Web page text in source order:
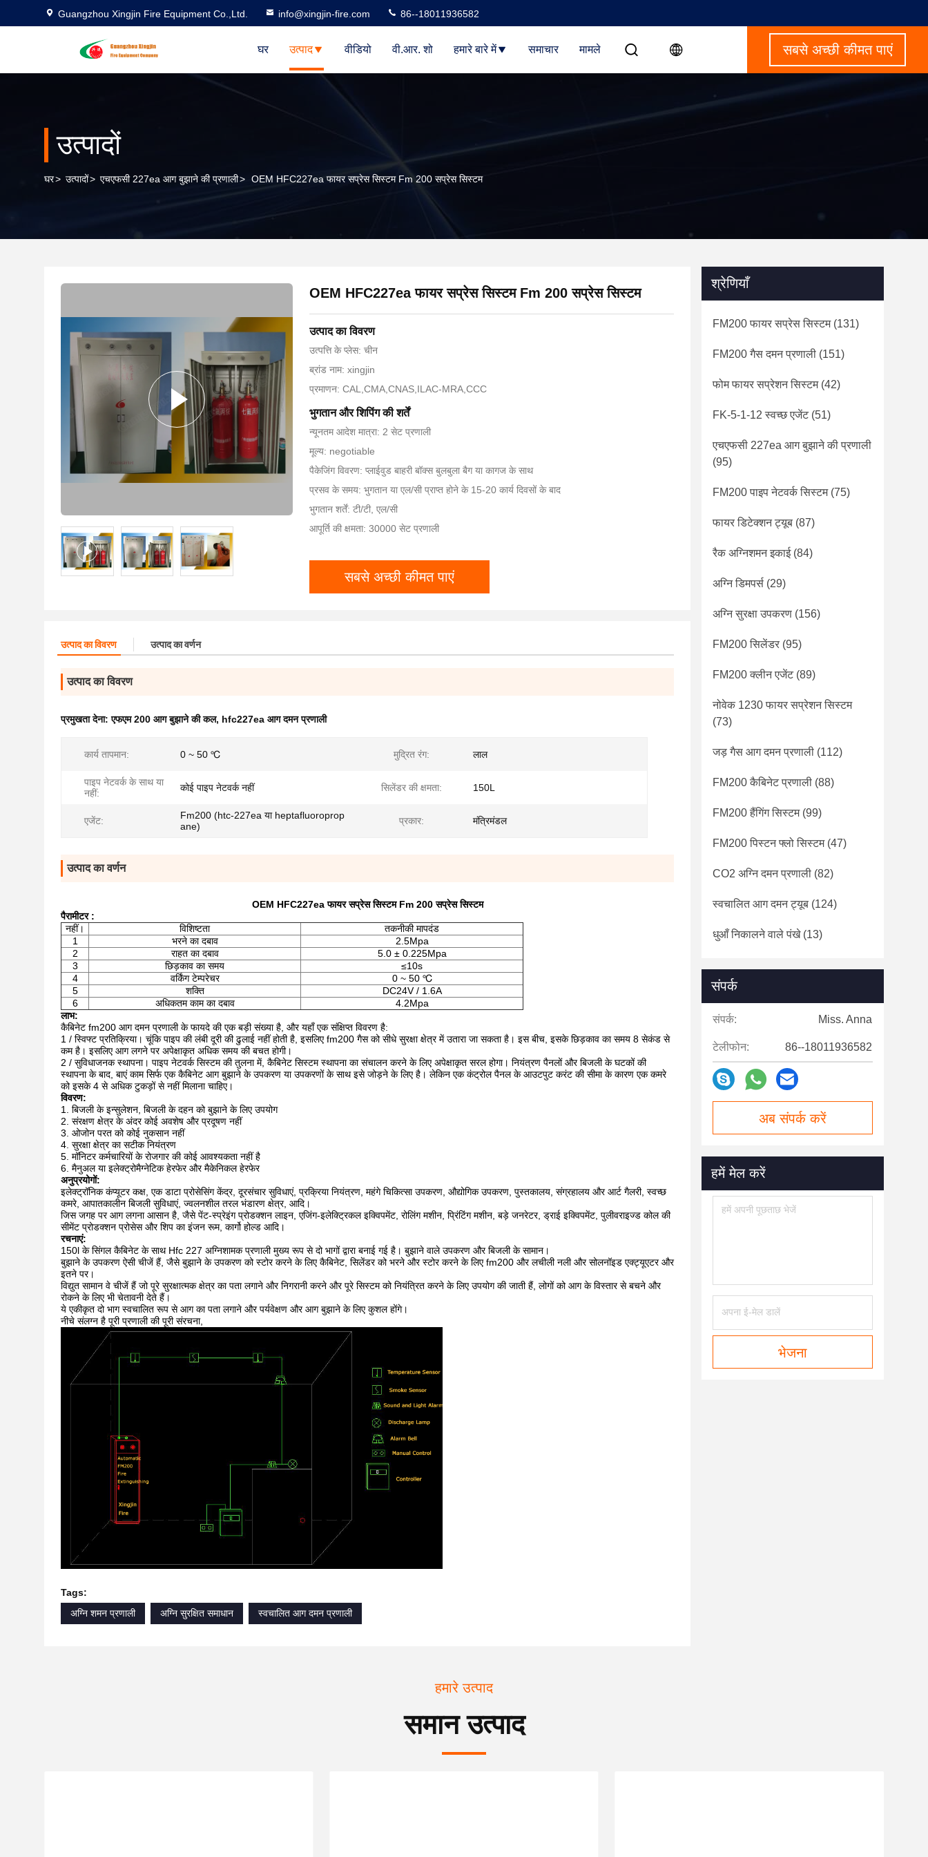
Guangzhou Xingjin Fire Equipment Co.,Ltd. info@xingjin-fire.com 86--18011936582
घर उत्पाद वीडियो वी.आर. शो हमारे बारे में समाचार मामले सबसे अच्छी कीमत पाएं
उत्पादों
घर> उत्पादों> एचएफसी 227ea आग बुझाने की प्रणाली> OEM HFC227ea फायर सप्रेस सिस्टम Fm 200 सप्रेस सिस्टम
OEM HFC227ea फायर सप्रेस सिस्टम Fm 200 सप्रेस सिस्टम
उत्पाद का विवरण
उत्पत्ति के प्लेस: चीन
ब्रांड नाम: xingjin
प्रमाणन: CAL,CMA,CNAS,ILAC-MRA,CCC
भुगतान और शिपिंग की शर्तें
न्यूनतम आदेश मात्रा: 2 सेट प्रणाली
मूल्य: negotiable
पैकेजिंग विवरण: प्लाईवुड बाहरी बॉक्स बुलबुला बैग या कागज के साथ
प्रसव के समय: भुगतान या एल/सी प्राप्त होने के 15-20 कार्य दिवसों के बाद
भुगतान शर्तें: टी/टी, एल/सी
आपूर्ति की क्षमता: 30000 सेट प्रणाली
सबसे अच्छी कीमत पाएं
उत्पाद का विवरण उत्पाद का वर्णन
उत्पाद का विवरण
प्रमुखता देना:एफएम 200 आग बुझाने की कल, hfc227ea आग दमन प्रणाली
कार्य तापमान: 0 ~ 50 ℃ मुद्रित रंग: लाल
पाइप नेटवर्क के साथ या
नहीं:
कोई पाइप नेटवर्क नहीं सिलेंडर की क्षमता: 150L
एजेंट:
Fm200 (htc-227ea या heptafluoroprop
ane)
प्रकार: मंत्रिमंडल
उत्पाद का वर्णन
OEM HFC227ea फायर सप्रेस सिस्टम Fm 200 सप्रेस सिस्टम
पैरामीटर :
नहीं।
विशिष्टता
तकनीकी मापदंड
1
भरने का दबाव
2.5Mpa
2
राहत का दबाव
5.0 ± 0.225Mpa
3
छिड़काव का समय
≤10s
4
वर्किंग टेम्परेचर
0 ~ 50 ℃
5
शक्ति
DC24V / 1.6A
6
अधिकतम काम का दबाव
4.2Mpa
लाभ:
कैबिनेट fm200 आग दमन प्रणाली के फायदे की एक बड़ी संख्या है, और यहाँ एक संक्षिप्त विवरण है:
1 / स्विफ्ट प्रतिक्रिया। चूंकि पाइप की लंबी दूरी की ढुलाई नहीं होती है, इसलिए fm200 गैस को सीधे सुरक्षा क्षेत्र में उतारा जा सकता है। इस बीच, इसके छिड़काव का समय 8 सेकंड से
कम है। इसलिए आग लगने पर अपेक्षाकृत अधिक समय की बचत होगी।
2 / सुविधाजनक स्थापना। पाइप नेटवर्क सिस्टम की तुलना में, कैबिनेट सिस्टम स्थापना का संचालन करने के लिए अपेक्षाकृत सरल होगा। नियंत्रण पैनलों और बिजली के घटकों की
स्थापना के बाद, बाएं काम सिर्फ एक कैबिनेट आग बुझाने के उपकरण या उपकरणों के साथ इसे जोड़ने के लिए है। लेकिन एक कंट्रोल पैनल के आउटपुट करंट की सीमा के कारण एक कमरे
को इसके 4 से अधिक टुकड़ों से नहीं मिलाना चाहिए।
विवरण:
1. बिजली के इन्सुलेशन, बिजली के दहन को बुझाने के लिए उपयोग
2. संरक्षण क्षेत्र के अंदर कोई अवशेष और प्रदूषण नहीं
3. ओजोन परत को कोई नुकसान नहीं
4. सुरक्षा क्षेत्र का सटीक नियंत्रण
5. मॉनिटर कर्मचारियों के रोजगार की कोई आवश्यकता नहीं है
6. मैनुअल या इलेक्ट्रोमैग्नेटिक हेरफेर और मैकेनिकल हेरफेर
अनुप्रयोगों:
इलेक्ट्रॉनिक कंप्यूटर कक्ष, एक डाटा प्रोसेसिंग केंद्र, दूरसंचार सुविधाएं, प्रक्रिया नियंत्रण, महंगे चिकित्सा उपकरण, औद्योगिक उपकरण, पुस्तकालय, संग्रहालय और आर्ट गैलरी, स्वच्छ
कमरे, आपातकालीन बिजली सुविधाएं, ज्वलनशील तरल भंडारण क्षेत्र, आदि।
जिस जगह पर आग लगना आसान है, जैसे पेंट-स्प्रेइंग प्रोडक्शन लाइन, एजिंग-इलेक्ट्रिकल इक्विपमेंट, रोलिंग मशीन, प्रिंटिंग मशीन, बड़े जनरेटर, ड्राई इक्विपमेंट, पुलीवराइज्ड कोल की
सीमेंट प्रोडक्शन प्रोसेस और शिप का इंजन रूम, कार्गो होल्ड आदि।
रचनाएं:
150l के सिंगल कैबिनेट के साथ Hfc 227 अग्निशामक प्रणाली मुख्य रूप से दो भागों द्वारा बनाई गई है। बुझाने वाले उपकरण और बिजली के सामान।
बुझाने के उपकरण ऐसी चीजें हैं, जैसे बुझाने के उपकरण को स्टोर करने के लिए कैबिनेट, सिलेंडर को भरने और स्टोर करने के लिए fm200 और लचीली नली और सोलनॉइड एक्ट्यूएटर और
इतने पर।
विद्युत सामान वे चीजें हैं जो पूरे सुरक्षात्मक क्षेत्र का पता लगाने और निगरानी करने और पूरे सिस्टम को नियंत्रित करने के लिए उपयोग की जाती हैं, लोगों को आग के विस्तार से बचने और
रोकने के लिए भी चेतावनी देते हैं।
ये एकीकृत दो भाग स्वचालित रूप से आग का पता लगाने और पर्यवेक्षण और आग बुझाने के लिए कुशल होंगे।
नीचे संलग्न है पूरी प्रणाली की पूरी संरचना,
Tags:
अग्नि शमन प्रणाली
अग्नि सुरक्षित समाधान स्वचालित आग दमन प्रणाली
श्रेणियाँ
FM200 फायर सप्रेस सिस्टम(131)
FM200 गैस दमन प्रणाली (151)
फोम फायर सप्रेशन सिस्टम(42)
FK-5-1-12 स्वच्छ एजेंट(51)
एचएफसी 227ea आग बुझाने की प्रणाली
(95)
FM200 पाइप नेटवर्क सिस्टम(75)
फायर डिटेक्शन ट्यूब (87)
रैक अग्निशमन इकाई(84)
अग्नि डिमपर्स (29)
अग्नि सुरक्षा उपकरण (156)
FM200 सिलेंडर (95)
FM200 क्लीन एजेंट(89)
नोवेक 1230 फायर सप्रेशन सिस्टम
(73)
जड़ गैस आग दमन प्रणाली (112)
FM200 कैबिनेट प्रणाली (88)
FM200 हैंगिंग सिस्टम(99)
FM200 पिस्टन फ्लो सिस्टम(47)
CO2 अग्नि दमन प्रणाली (82)
स्वचालित आग दमन ट्यूब (124)
धुआँ निकालने वाले पंखे(13)
संपर्क
संपर्क: Miss. Anna
टेलीफोन: 86--18011936582
अब संपर्क करें
हमें मेल करें
भेजना
हमारे उत्पाद
समान उत्पाद